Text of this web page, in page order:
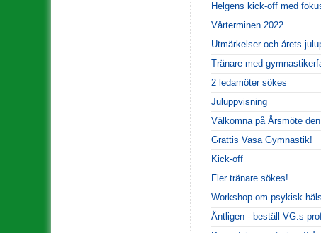
Helgens kick-off med
Vårterminen 2022
Utmärkelser och årets
Tränare med
2 ledamöter sökes
Juluppvisning
Välkomna på Årsmöte
Grattis Vasa Gymnastik!
Kick-off
Fler tränare sökes!
Workshop om psykisk
Äntligen - beställ VG:s